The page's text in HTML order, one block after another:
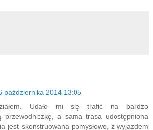
października 2014 13:05
Udało mi się trafić na bardzo
przewodniczkę, a sama trasa udostępniona
jest skonstruowana pomysłowo, z wyjazdem